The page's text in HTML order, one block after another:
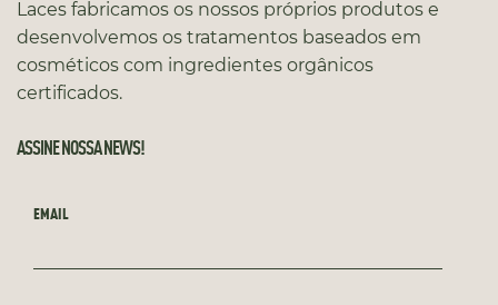
Laces fabricamos os nossos próprios produtos e
desenvolvemos os tratamentos baseados em
cosméticos com ingredientes orgânicos
certificados.
ASSINE NOSSA NEWS!
EMAIL